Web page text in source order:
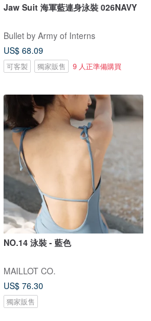
Jaw Suit 海軍藍連身泳裝 026NAVY
Bullet by Army of Interns
US$ 68.09
可客製 獨家販售 9 人正準備購買
NO.14 泳裝 - 藍色
MAILLOT CO.
US$ 76.30
獨家販售